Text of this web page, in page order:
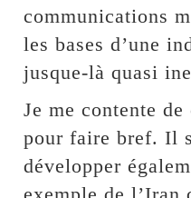
communications
les bases d’une
jusque-là quasi
Je me contente
pour faire bref. Il
développer